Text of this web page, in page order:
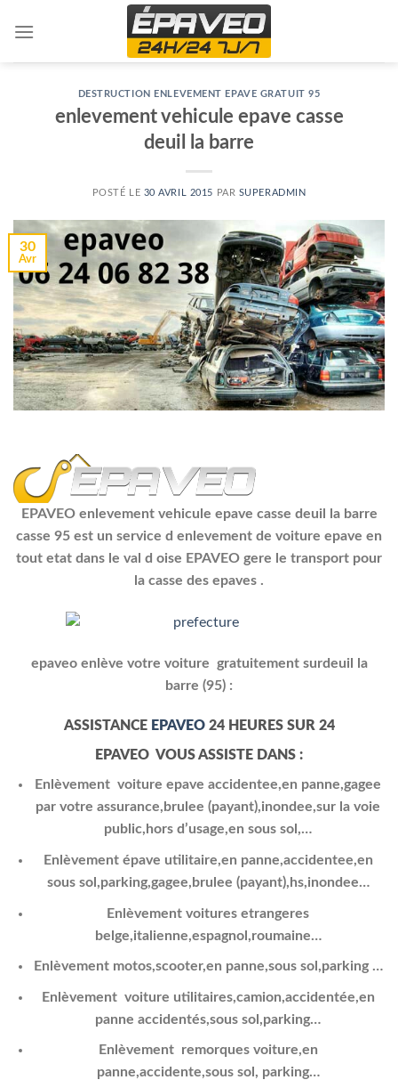
DESTRUCTION ENLEVEMENT EPAVE GRATUIT 95
enlevement vehicule epave casse
deuil la barre
POSTÉ LE 30 AVRIL 2015 PAR SUPERADMIN
30
Avr
EPAVEO enlevement vehicule epave casse deuil la barre
casse 95 est un service d enlevement de voiture epave en
tout etat dans le val d oise EPAVEO gere le transport pour
la casse des epaves .
epaveo enlève votre voiture gratuitement surdeuil la
barre (95) :
ASSISTANCE EPAVEO 24 HEURES SUR 24
EPAVEO VOUS ASSISTE DANS :
Enlèvement voiture epave accidentee,en panne,gagee
par votre assurance,brulee (payant),inondee,sur la voie
public,hors d’usage,en sous sol,…
Enlèvement épave utilitaire,en panne,accidentee,en
sous sol,parking,gagee,brulee (payant),hs,inondee…
Enlèvement voitures etrangeres
belge,italienne,espagnol,roumaine…
Enlèvement motos,scooter,en panne,sous sol,parking …
Enlèvement voiture utilitaires,camion,accidentée,en
panne accidentés,sous sol,parking…
Enlèvement remorques voiture,en
panne,accidente,sous sol, parking…